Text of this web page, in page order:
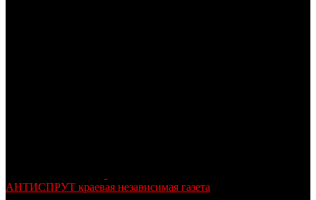
АНТИСПРУТ краевая независимая газета